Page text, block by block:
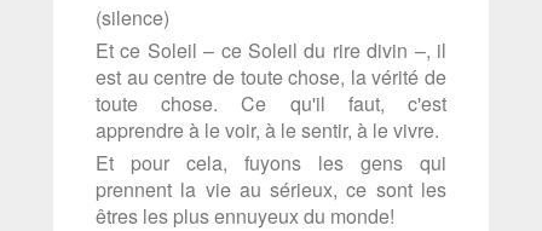
(silence)
Et ce Soleil – ce Soleil du rire divin –, il
est au centre de toute chose, la vérité de
toute chose. Ce qu'il faut, c'est
apprendre à le voir, à le sentir, à le vivre.
Et pour cela, fuyons les gens qui
prennent la vie au sérieux, ce sont les
êtres les plus ennuyeux du monde!